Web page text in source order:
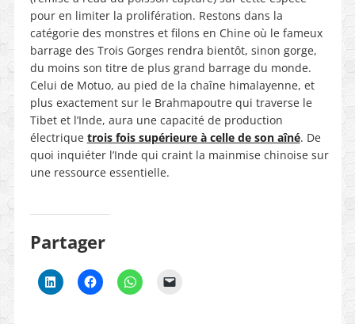
pour en limiter la prolifération. Restons dans la
catégorie des monstres et filons en Chine où le fameux
barrage des Trois Gorges rendra bientôt, sinon gorge,
du moins son titre de plus grand barrage du monde.
Celui de Motuo, au pied de la chaîne himalayenne, et
plus exactement sur le Brahmapoutre qui traverse le
Tibet et l’Inde, aura une capacité de production
électrique trois fois supérieure à celle de son aîné. De
quoi inquiéter l’Inde qui craint la mainmise chinoise sur
une ressource essentielle.
Partager